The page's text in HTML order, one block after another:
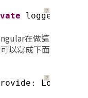
？
logger:
在做這
以寫成下面
？
Logger,